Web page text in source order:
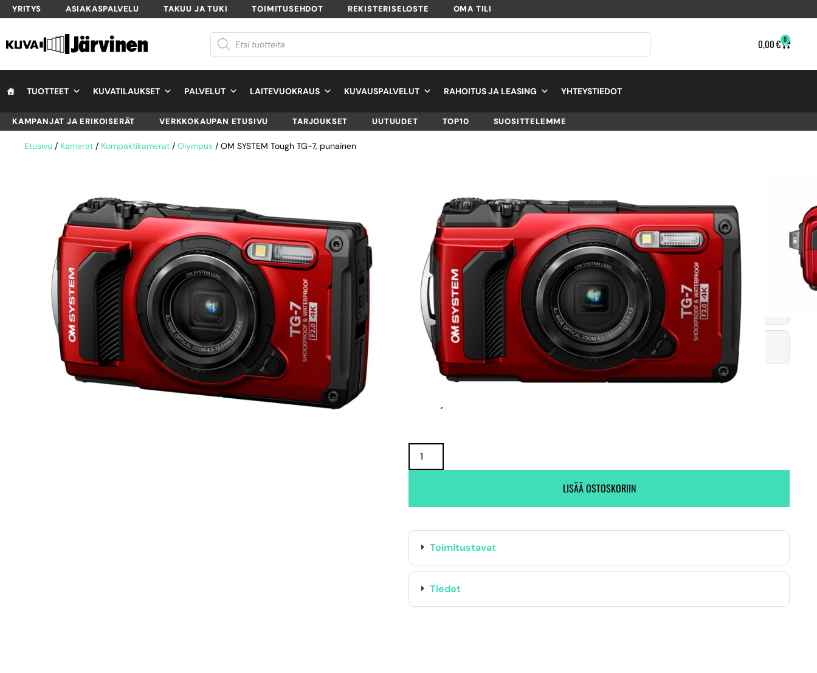
YRITYS ASIAKASPALVELU TAKUU JA TUKI TOIMITUSEHDOT REKISTERISELOSTE OMA TILI
0,00€ 0
TUOTTEET KUVATILAUKSET PALVELUT LAITEVUOKRAUS KUVAUSPALVELUT RAHOITUS JA LEASING YHTEYSTIEDOT
KAMPANJAT JA ERIKOISERÄT VERKKOKAUPAN ETUSIVU TARJOUKSET UUTUUDET TOP10 SUOSITTELEMME
Etusivu / Kamerat / Kompaktikamerat / Olympus / OM SYSTEM Tough TG-7, punainen
7, PUNAINEN
V110030RU000
TUOTTEEN SAATAVUUS
Oma varasto: Toimitus heti! (1 kpl varastossa)
Maahantuojan varasto: 2 kpl varastossa.
LISÄÄ OSTOSKORIIN
Toimitustavat
Tiedot